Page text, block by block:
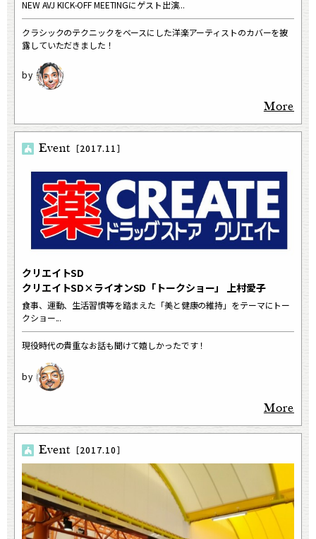
NEW AVJ KICK-OFF MEETINGにゲスト出演...
クラシックのテクニックをベースにした洋楽アーティストのカバーを披
露していただきました！
More
Event ［2017.11］
クリエイトSD
クリエイトSD×ライオンSD「トークショー」 上村愛子
食事、運動、生活習慣等を踏まえた「美と健康の維持」をテーマにトー
クショー...
現役時代の貴重なお話も聞けて嬉しかったです！
More
Event ［2017.10］